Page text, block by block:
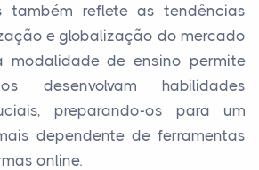
também reflete as tendências
e globalização do mercado
modalidade de ensino permite
desenvolvam habilidades
preparando-os para um
dependente de ferramentas
online.